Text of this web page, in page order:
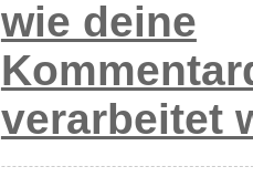
wie deine
verarbeitet